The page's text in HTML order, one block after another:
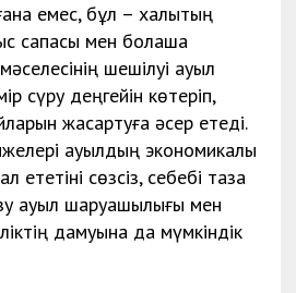
емес, бұл – халықтың
сапасы мен болашақ
мәселесінің шешілуі ауыл
сүру деңгейін көтеріп,
жақсартуға әсер етеді.
ауылдың экономикалық
ететіні сөзсіз, себебі таза
ауыл шаруашылығы мен
дамуына да мүмкіндік